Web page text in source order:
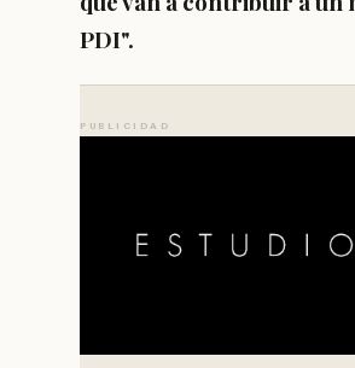
PDI".
PUBLICIDAD